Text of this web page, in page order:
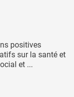
positives
sur la santé et
et ...